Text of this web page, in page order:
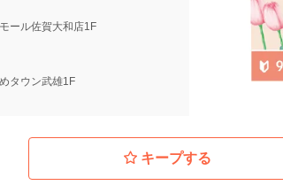
ール佐賀大和店1F
タウン武雄1F
キープする